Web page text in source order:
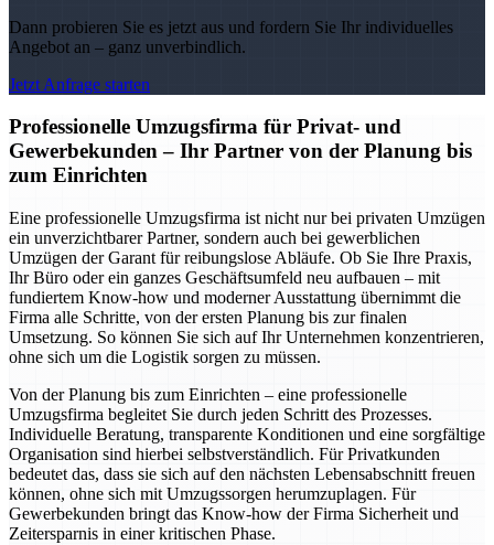
Dann probieren Sie es jetzt aus und fordern Sie Ihr individuelles
Angebot an – ganz unverbindlich.
Jetzt Anfrage starten
Professionelle Umzugsfirma für Privat- und
Gewerbekunden – Ihr Partner von der Planung bis
zum Einrichten
Eine professionelle Umzugsfirma ist nicht nur bei privaten Umzügen
ein unverzichtbarer Partner, sondern auch bei gewerblichen
Umzügen der Garant für reibungslose Abläufe. Ob Sie Ihre Praxis,
Ihr Büro oder ein ganzes Geschäftsumfeld neu aufbauen – mit
fundiertem Know-how und moderner Ausstattung übernimmt die
Firma alle Schritte, von der ersten Planung bis zur finalen
Umsetzung. So können Sie sich auf Ihr Unternehmen konzentrieren,
ohne sich um die Logistik sorgen zu müssen.
Von der Planung bis zum Einrichten – eine professionelle
Umzugsfirma begleitet Sie durch jeden Schritt des Prozesses.
Individuelle Beratung, transparente Konditionen und eine sorgfältige
Organisation sind hierbei selbstverständlich. Für Privatkunden
bedeutet das, dass sie sich auf den nächsten Lebensabschnitt freuen
können, ohne sich mit Umzugssorgen herumzuplagen. Für
Gewerbekunden bringt das Know-how der Firma Sicherheit und
Zeitersparnis in einer kritischen Phase.